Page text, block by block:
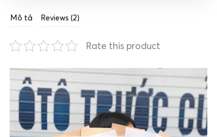
Mô tả Reviews (2)
Rate this product